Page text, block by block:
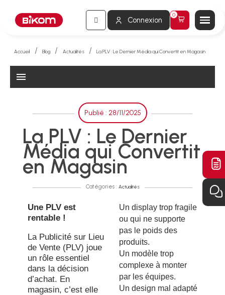
Connexion
Accueil Blog Actualités La PLV : Le Dernier Média qui Convertit en Magasin
menu
Publié : 28/11/2025
La PLV : Le Dernier
Média qui Convertit
en Magasin
Catégories : Actualités
Une PLV est
rentable !
La Publicité sur Lieu
de Vente (PLV) joue
un rôle essentiel
dans la décision
d’achat. En
magasin, c’est elle
Un display trop fragile
ou qui ne supporte
pas le poids des
produits.
Un modèle trop
complexe à monter
par les équipes.
Un design mal adapté